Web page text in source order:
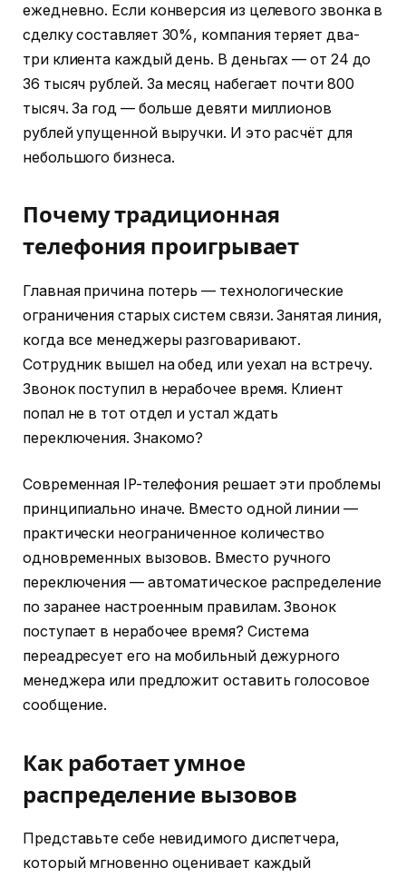
ежедневно. Если конверсия из целевого звонка в
сделку составляет 30%, компания теряет два-
три клиента каждый день. В деньгах — от 24 до
36 тысяч рублей. За месяц набегает почти 800
тысяч. За год — больше девяти миллионов
рублей упущенной выручки. И это расчёт для
небольшого бизнеса.
Почему традиционная
телефония проигрывает
Главная причина потерь — технологические
ограничения старых систем связи. Занятая линия,
когда все менеджеры разговаривают.
Сотрудник вышел на обед или уехал на встречу.
Звонок поступил в нерабочее время. Клиент
попал не в тот отдел и устал ждать
переключения. Знакомо?
Современная IP-телефония решает эти проблемы
принципиально иначе. Вместо одной линии —
практически неограниченное количество
одновременных вызовов. Вместо ручного
переключения — автоматическое распределение
по заранее настроенным правилам. Звонок
поступает в нерабочее время? Система
переадресует его на мобильный дежурного
менеджера или предложит оставить голосовое
сообщение.
Как работает умное
распределение вызовов
Представьте себе невидимого диспетчера,
который мгновенно оценивает каждый